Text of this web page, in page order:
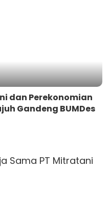
dan Perekonomian
Gandeng BUMDes